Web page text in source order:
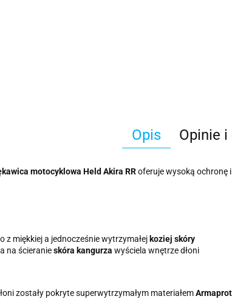
Opis Opinie i
motocyklowa Held Akira RRoferuje wysoką ochronę
z miękkiej a jednocześnie wytrzymałej koziej skóry
na ścieranieskóra kangurza wyściela wnętrze dłoni
zostały pokryte superwytrzymałym materiałem